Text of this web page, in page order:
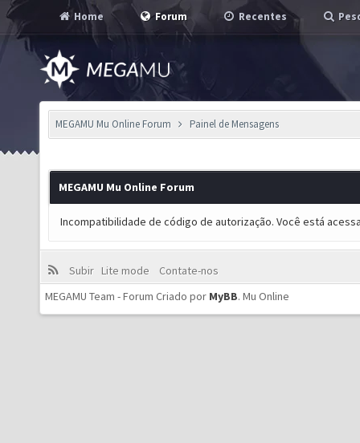
Home Forum Recentes
MEGAMU Mu Online Forum Painel de Mensagens
MEGAMU Mu Online Forum
Incompatibilidade de código de autorização. Você está
Subir Lite mode
Contate-nos
MEGAMU Team - Forum Criado por MyBB. Mu Online